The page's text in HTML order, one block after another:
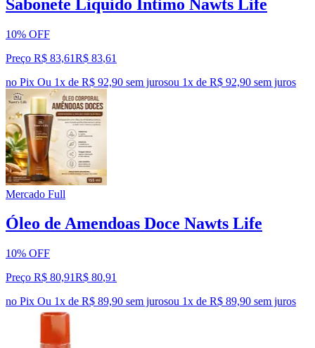
Sabonete Liquido Intimo Nawts Life
10% OFF
Preço R$ 83,61R$ 83,61
no Pix Ou 1x de R$ 92,90 sem jurosou 1x de R$ 92,90 sem juros
Mercado Full
Óleo de Amendoas Doce Nawts Life
10% OFF
Preço R$ 80,91R$ 80,91
no Pix Ou 1x de R$ 89,90 sem jurosou 1x de R$ 89,90 sem juros